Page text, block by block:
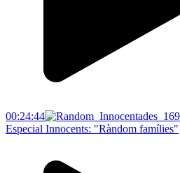
00:24:44
Especial Innocents: "Ràndom famílies"